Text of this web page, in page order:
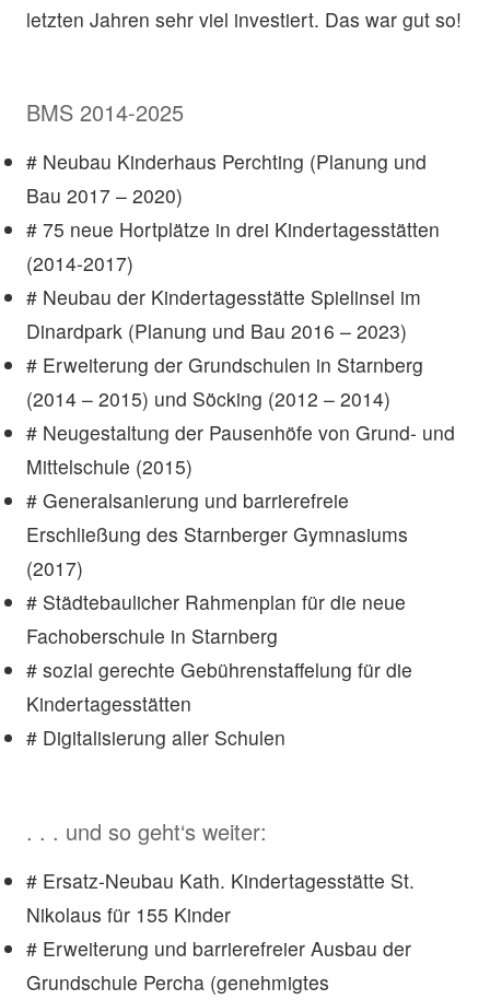
letzten Jahren sehr viel investiert. Das war gut so!
BMS 2014-2025
# Neubau Kinderhaus Perchting (Planung und
Bau 2017 – 2020)
# 75 neue Hortplätze in drei Kindertagesstätten
(2014-2017)
# Neubau der Kindertagesstätte Spielinsel im
Dinardpark (Planung und Bau 2016 – 2023)
# Erweiterung der Grundschulen in Starnberg
(2014 – 2015) und Söcking (2012 – 2014)
# Neugestaltung der Pausenhöfe von Grund- und
Mittelschule (2015)
# Generalsanierung und barrierefreie
Erschließung des Starnberger Gymnasiums
(2017)
# Städtebaulicher Rahmenplan für die neue
Fachoberschule in Starnberg
# sozial gerechte Gebührenstaffelung für die
Kindertagesstätten
# Digitalisierung aller Schulen
. . . und so geht‘s weiter:
# Ersatz-Neubau Kath. Kindertagesstätte St.
Nikolaus für 155 Kinder
# Erweiterung und barrierefreier Ausbau der
Grundschule Percha (genehmigtes